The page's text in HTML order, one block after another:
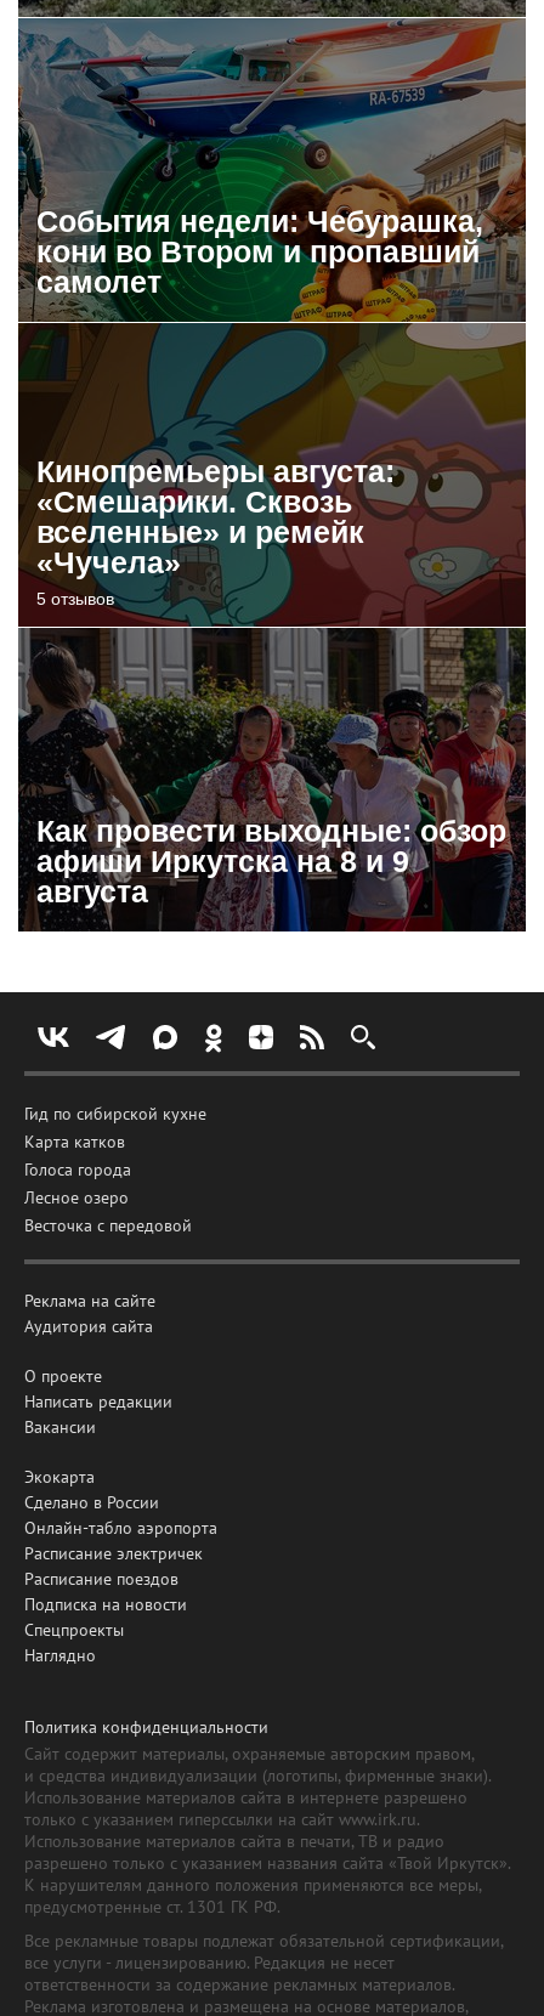
События недели: Чебурашка,
кони во Втором и пропавший
самолет
Кинопремьеры августа:
«Смешарики. Сквозь
вселенные» и ремейк
«Чучела»
5 отзывов
Как провести выходные: обзор
афиши Иркутска на 8 и 9
августа
Гид по сибирской кухне
Карта катков
Голоса города
Лесное озеро
Весточка с передовой
Реклама на сайте
Аудитория сайта
О проекте
Написать редакции
Вакансии
Экокарта
Сделано в России
Онлайн-табло аэропорта
Расписание электричек
Расписание поездов
Подписка на новости
Спецпроекты
Наглядно
Политика конфиденциальности
Сайт содержит материалы, охраняемые авторским правом,
и средства индивидуализации (логотипы, фирменные знаки).
Использование материалов сайта в интернете разрешено
только с указанием гиперссылки на сайт www.irk.ru.
Использование материалов сайта в печати, ТВ и радио
разрешено только с указанием названия сайта «Твой Иркутск».
К нарушителям данного положения применяются все меры,
предусмотренные ст. 1301 ГК РФ.
Все рекламные товары подлежат обязательной сертификации,
все услуги - лицензированию. Редакция не несет
ответственности за содержание рекламных материалов.
Реклама изготовлена и размещена на основе материалов,